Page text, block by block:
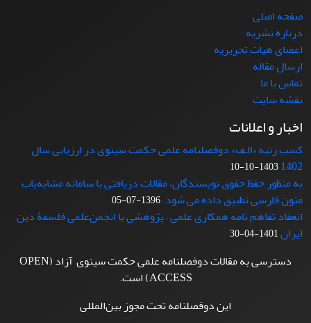
صفحه اصلی
درباره نشریه
اعضای هیات تحریریه
ارسال مقاله
تماس با ما
نقشه سایت
اخبار و اعلانات
کسب رتبه «الـف» دوفصلنامه علمی حکمت سینوی در ارزیابی سال
1402
1403-10-10
به منظور حفظ حقوق نویسندگان، مقالات دریافتی با سامانه مشابه‌یاب
متون فارسی تطبیق داده می شود.1396-07-05
انعقاد تفاهم نامه همکاری علمی – پژوهشی با انجمن‌علمی فلسفۀ دین
ایران1401-04-30
دسترسی به مقالات دوفصلنامه علمی حکمت سینوی آزاد (OPEN
ACCESS) است.
این دوفصلنامه تحت مجوز بین‌المللی